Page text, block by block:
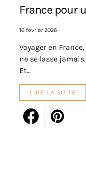
France pour
16 février 2026
Voyager en
ne se lasse
Et…
LIRE LA SUITE